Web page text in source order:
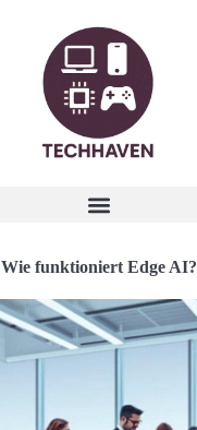
Wie funktioniert Edge AI?